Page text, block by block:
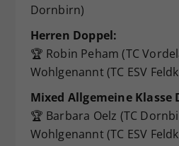
Dornbirn)
Herren Doppel:
🏆 Robin Peham (TC
Wohlgenannt (TC ESV
Mixed Allgemeine Klasse
🏆 Barbara Oelz (TC
Wohlgenannt (TC ESV